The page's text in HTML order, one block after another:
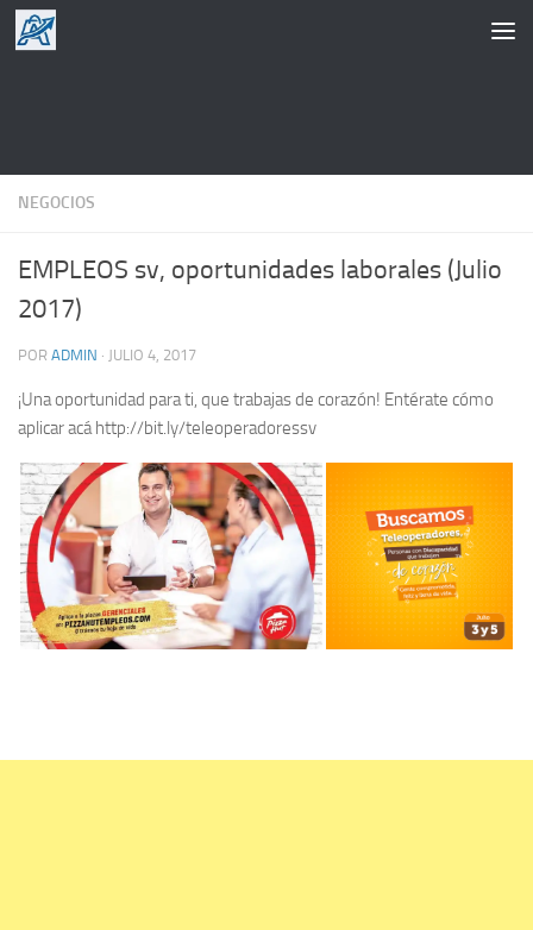
Saltar al contenido
NEGOCIOS
EMPLEOS sv, oportunidades laborales (Julio
2017)
POR ADMIN · JULIO 4, 2017
¡Una oportunidad para ti, que trabajas de corazón! Entérate cómo
aplicar acá http://bit.ly/teleoperadoressv